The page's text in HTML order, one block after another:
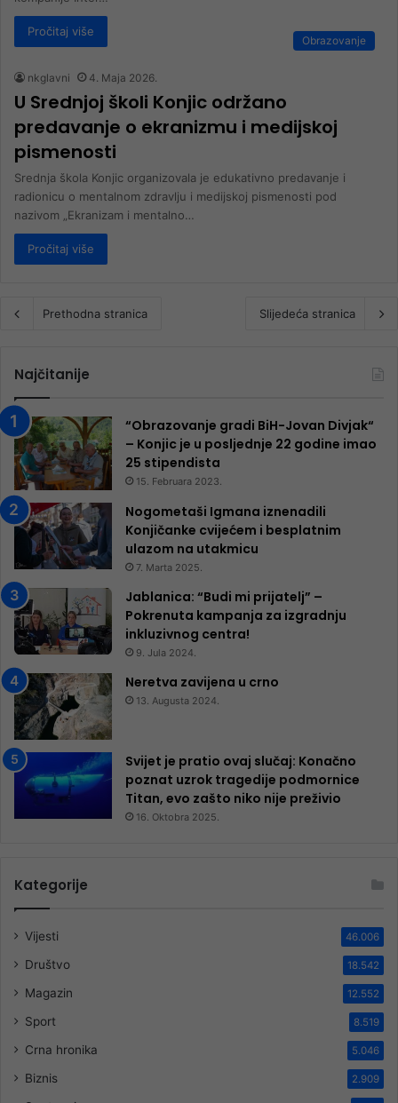
Pročitaj više
Obrazovanje
nkglavni 4. Maja 2026.
U Srednjoj školi Konjic održano
predavanje o ekranizmu i medijskoj
pismenosti
Srednja škola Konjic organizovala je edukativno predavanje i
radionicu o mentalnom zdravlju i medijskoj pismenosti pod
nazivom „Ekranizam i mentalno…
Pročitaj više
Prethodna stranica Slijedeća stranica
Najčitanije
“Obrazovanje gradi BiH-Jovan Divjak“
– Konjic je u posljednje 22 godine imao
25 ​​stipendista
15. Februara 2023.
Nogometaši Igmana iznenadili
Konjičanke cvijećem i besplatnim
ulazom na utakmicu
7. Marta 2025.
Jablanica: “Budi mi prijatelj” –
Pokrenuta kampanja za izgradnju
inkluzivnog centra!
9. Jula 2024.
Neretva zavijena u crno
13. Augusta 2024.
Svijet je pratio ovaj slučaj: Konačno
poznat uzrok tragedije podmornice
Titan, evo zašto niko nije preživio
16. Oktobra 2025.
Kategorije
Vijesti 46.006
Društvo 18.542
Magazin 12.552
Sport 8.519
Crna hronika 5.046
Biznis 2.909